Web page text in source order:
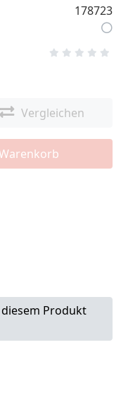
178723
Vergleichen
Produkt